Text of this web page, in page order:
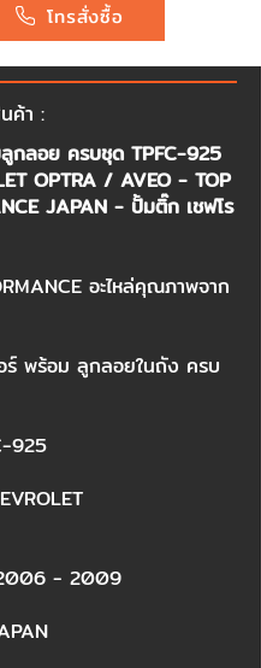
โทรสั่งซื้อ
ค้า :
กลอย ครบชุด TPFC-925
OPTRA / AVEO - TOP
JAPAN - ปั้มติ๊ก เชฟโร
อะไหล่คุณภาพจาก
ร์ พร้อม ลูกลอยในถัง ครบ
925
- 2009